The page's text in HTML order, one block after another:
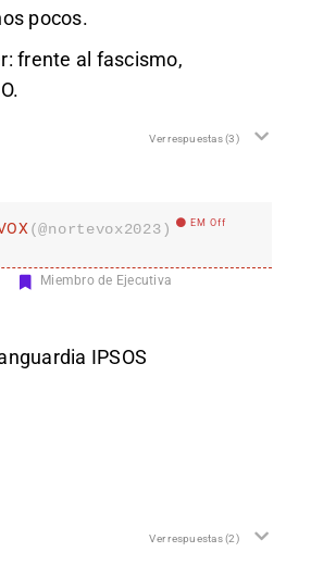
pocos.
frente al fascismo,
Ver respuestas(3)
(@nortevox2023) EM Off
Miembro de Ejecutiva
IPSOS
Ver respuestas(2)